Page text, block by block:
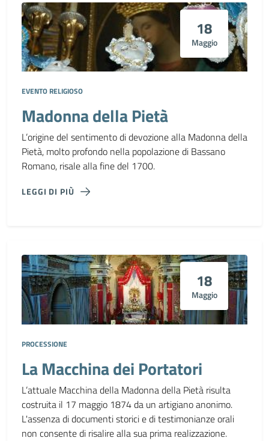
18
Maggio
EVENTO RELIGIOSO
Madonna della Pietà
L’origine del sentimento di devozione alla Madonna della
Pietà, molto profondo nella popolazione di Bassano
Romano, risale alla fine del 1700.
LEGGI DI PIÙ
18
Maggio
PROCESSIONE
La Macchina dei Portatori
L’attuale Macchina della Madonna della Pietà risulta
costruita il 17 maggio 1874 da un artigiano anonimo.
L'assenza di documenti storici e di testimonianze orali
non consente di risalire alla sua prima realizzazione.